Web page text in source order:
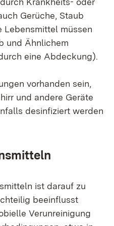
Gerüche, Staub
Lebensmittel müssen
und Ähnlichem
eine Abdeckung).
vorhanden sein,
und andere Geräte
desinfiziert werden
ist darauf zu
beeinflusst
Verunreinigung